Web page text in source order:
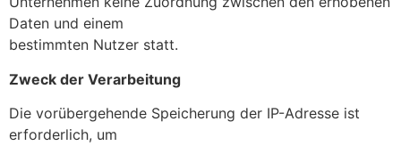
Daten und einem
bestimmten Nutzer statt.
Zweck der Verarbeitung
Die vorübergehende Speicherung der IP-Adresse ist
erforderlich, um